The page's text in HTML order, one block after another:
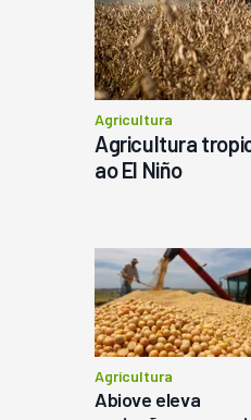
Agricultura
Agricultura
ao El Niño
Agricultura
Abiove eleva